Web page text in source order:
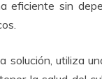
eficiente sin
solución, utiliza